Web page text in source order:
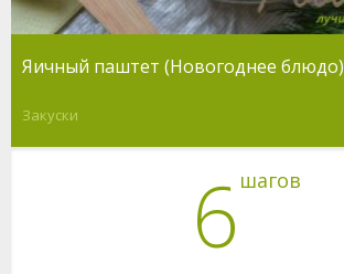
Яичный паштет (Новогоднее блюдо)
Закуски
6 шагов